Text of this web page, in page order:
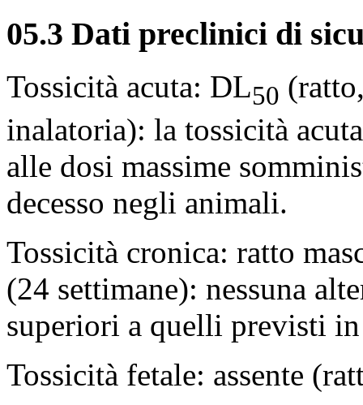
05.3 Dati preclinici di
Tossicità acuta: DL50
inalatoria): la tossicità
alle dosi massime
decesso negli animali.
Tossicità cronica: ratto
(24 settimane): nessuna
superiori a quelli previsti
Tossicità fetale: assente